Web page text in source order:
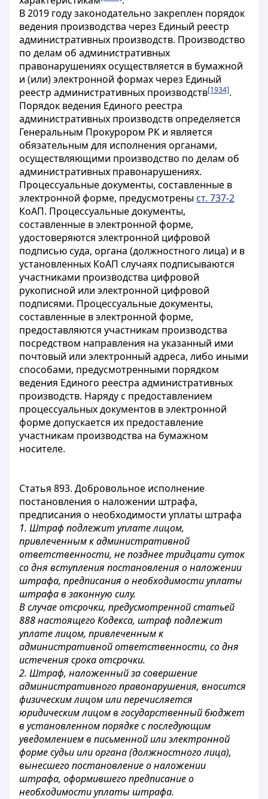
В 2019 году законодательно закреплен порядок
ведения производства через Единый реестр
административных производств. Производство
по делам об административных
правонарушениях осуществляется в бумажной
и (или) электронной формах через Единый
реестр административных производств[1934].
Порядок ведения Единого реестра
административных производств определяется
Генеральным Прокурором РК и является
обязательным для исполнения органами,
осуществляющими производство по делам об
административных правонарушениях.
Процессуальные документы, составленные в
электронной форме, предусмотрены ст. 737-2
КоАП. Процессуальные документы,
составленные в электронной форме,
удостоверяются электронной цифровой
подписью суда, органа (должностного лица) и в
установленных КоАП случаях подписываются
участниками производства цифровой
рукописной или электронной цифровой
подписями. Процессуальные документы,
составленные в электронной форме,
предоставляются участникам производства
посредством направления на указанный ими
почтовый или электронный адреса, либо иными
способами, предусмотренными порядком
ведения Единого реестра административных
производств. Наряду с предоставлением
процессуальных документов в электронной
форме допускается их предоставление
участникам производства на бумажном
носителе.
Статья 893. Добровольное исполнение
постановления о наложении штрафа,
предписания о необходимости уплаты штрафа
1. Штраф подлежит уплате лицом,
привлеченным к административной
ответственности, не позднее тридцати суток
со дня вступления постановления о наложении
штрафа, предписания о необходимости уплаты
штрафа в законную силу.
В случае отсрочки, предусмотреннойстатьей
888настоящего Кодекса, штраф подлежит
уплате лицом, привлеченным к
административной ответственности, со дня
истечения срока отсрочки.
2. Штраф, наложенный за совершение
административного правонарушения, вносится
физическим лицом или перечисляется
юридическим лицом в государственный бюджет
в установленном порядке с последующим
уведомлением в письменной или электронной
форме судьи или органа (должностного лица),
вынесшего постановление о наложении
штрафа, оформившего предписание о
необходимости уплаты штрафа.